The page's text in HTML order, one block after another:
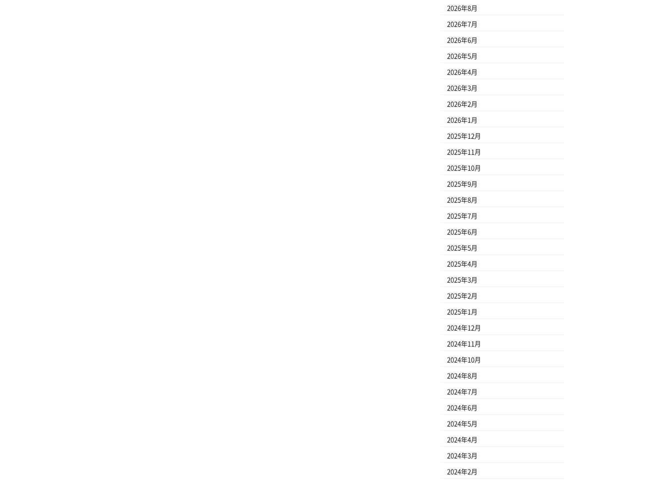
2026年8月
2026年7月
2026年6月
2026年5月
2026年4月
2026年3月
2026年2月
2026年1月
2025年12月
2025年11月
2025年10月
2025年9月
2025年8月
2025年7月
2025年6月
2025年5月
2025年4月
2025年3月
2025年2月
2025年1月
2024年12月
2024年11月
2024年10月
2024年8月
2024年7月
2024年6月
2024年5月
2024年4月
2024年3月
2024年2月